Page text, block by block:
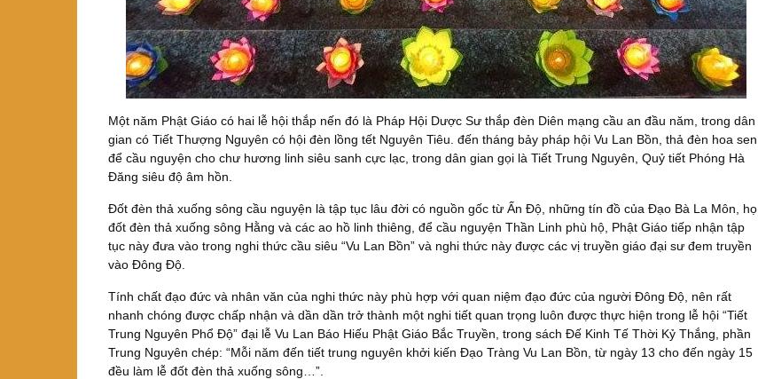
Một năm Phật Giáo có hai lễ hội thắp nến đó là Pháp Hội Dược Sư thắp đèn Diên mạng cầu an đầu năm, trong dân
gian có Tiết Thượng Nguyên có hội đèn lồng tết Nguyên Tiêu. đến tháng bảy pháp hội Vu Lan Bồn, thả đèn hoa sen
để cầu nguyện cho chư hương linh siêu sanh cực lạc, trong dân gian gọi là Tiết Trung Nguyên, Quỷ tiết Phóng Hà
Đăng siêu độ âm hồn.
Đốt đèn thả xuống sông cầu nguyện là tập tục lâu đời có nguồn gốc từ Ấn Độ, những tín đồ của Đạo Bà La Môn, họ
đốt đèn thả xuống sông Hằng và các ao hồ linh thiêng, để cầu nguyện Thần Linh phù hộ, Phật Giáo tiếp nhận tập
tục này đưa vào trong nghi thức cầu siêu “Vu Lan Bồn” và nghi thức này được các vị truyền giáo đại sư đem truyền
vào Đông Độ.
Tính chất đạo đức và nhân văn của nghi thức này phù hợp với quan niệm đạo đức của người Đông Độ, nên rất
nhanh chóng được chấp nhận và dần dần trở thành một nghi tiết quan trọng luôn được thực hiện trong lễ hội “Tiết
Trung Nguyên Phổ Độ” đại lễ Vu Lan Báo Hiếu Phật Giáo Bắc Truyền, trong sách Đế Kinh Tế Thời Kỷ Thắng, phần
Trung Nguyên chép: “Mỗi năm đến tiết trung nguyên khởi kiến Đạo Tràng Vu Lan Bồn, từ ngày 13 cho đến ngày 15
đều làm lễ đốt đèn thả xuống sông…”.